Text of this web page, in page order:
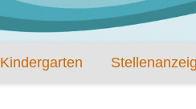
Kindergarten